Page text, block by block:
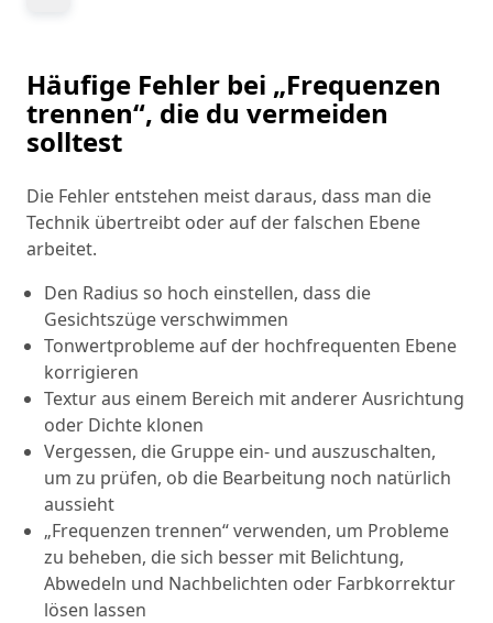
Häufige Fehler bei „Frequenzen
trennen“, die du vermeiden
solltest
Die Fehler entstehen meist daraus, dass man die
Technik übertreibt oder auf der falschen Ebene
arbeitet.
Den Radius so hoch einstellen, dass die
Gesichtszüge verschwimmen
Tonwertprobleme auf der hochfrequenten Ebene
korrigieren
Textur aus einem Bereich mit anderer Ausrichtung
oder Dichte klonen
Vergessen, die Gruppe ein- und auszuschalten,
um zu prüfen, ob die Bearbeitung noch natürlich
aussieht
„Frequenzen trennen“ verwenden, um Probleme
zu beheben, die sich besser mit Belichtung,
Abwedeln und Nachbelichten oder Farbkorrektur
lösen lassen